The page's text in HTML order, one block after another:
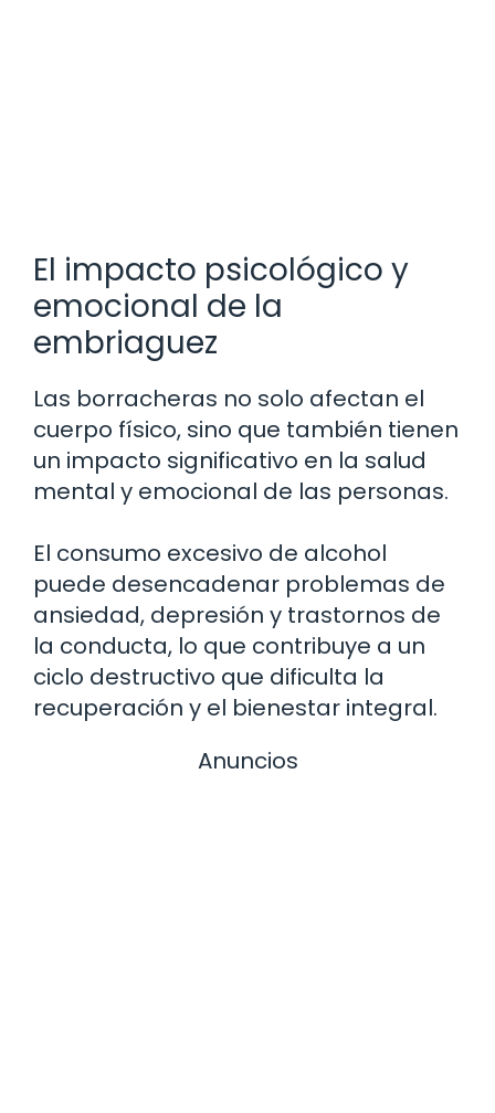
El impacto psicológico y
emocional de la
embriaguez
Las borracheras no solo afectan el
cuerpo físico, sino que también tienen
un impacto significativo en la salud
mental y emocional de las personas.
El consumo excesivo de alcohol
puede desencadenar problemas de
ansiedad, depresión y trastornos de
la conducta, lo que contribuye a un
ciclo destructivo que dificulta la
recuperación y el bienestar integral.
Anuncios